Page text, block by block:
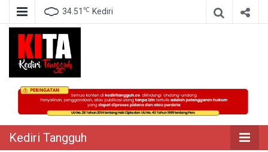
34.51 ℃ Kediri
Kediri Tangguh
Berita Akurat Terpercaya
Kediri Tangguh